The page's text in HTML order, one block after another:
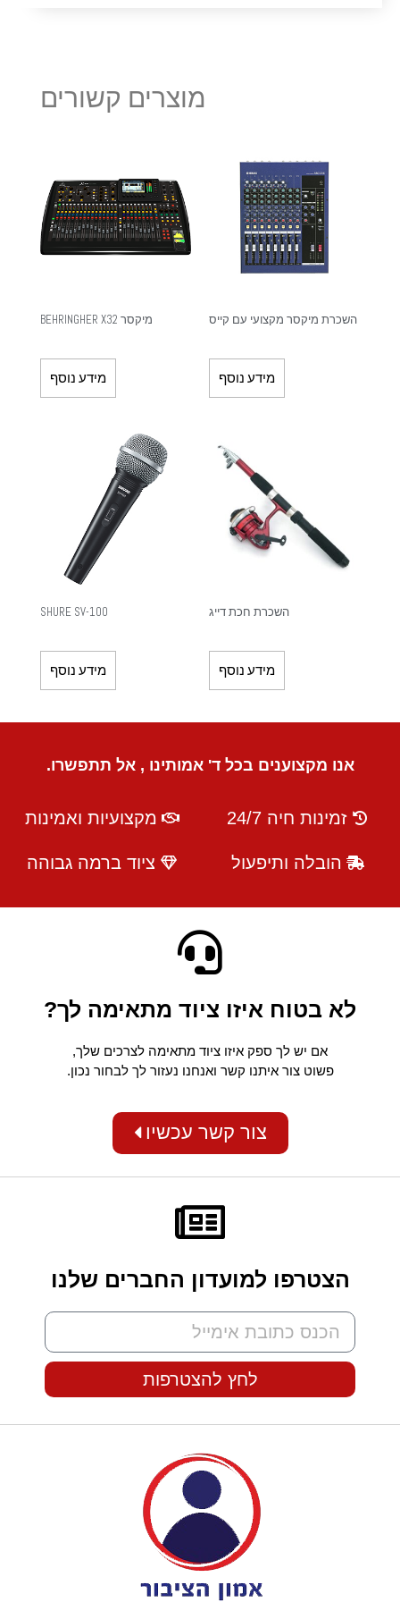
מוצרים קשורים
השכרת מיקסר מקצועי עם קייס
מידע נוסף
מיקסר BEHRINGHER X32
מידע נוסף
השכרת חכת דייג
מידע נוסף
SHURE SV-100
מידע נוסף
אנו מקצוענים בכל ד' אמותינו , אל תתפשרו.
זמינות חיה 24/7 מקצועיות ואמינות
הובלה ותיפעול ציוד ברמה גבוהה
לא בטוח איזו ציוד מתאימה לך?
אם יש לך ספק איזו ציוד מתאימה לצרכים שלך,
פשוט צור איתנו קשר ואנחנו נעזור לך לבחור נכון.
צור קשר עכשיו
הצטרפו למועדון החברים שלנו
לחץ להצטרפות